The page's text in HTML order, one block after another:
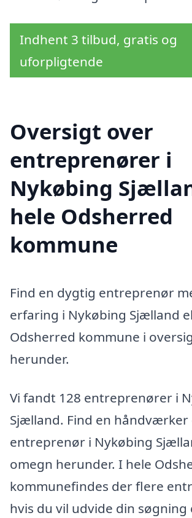
Indhent 3 tilbud, gratis og
uforpligtende
Oversigt over
entreprenører i
Nykøbing
hele Odsherred
kommune
Find en dygtig entreprenør
erfaring i Nykøbing Sjælland
Odsherred kommune i
herunder.
Vi fandt 128 entreprenører i
Sjælland. Find en håndværker
entreprenør i Nykøbing
omegn herunder. I hele
kommunefindes der flere
hvis du vil udvide din søgning